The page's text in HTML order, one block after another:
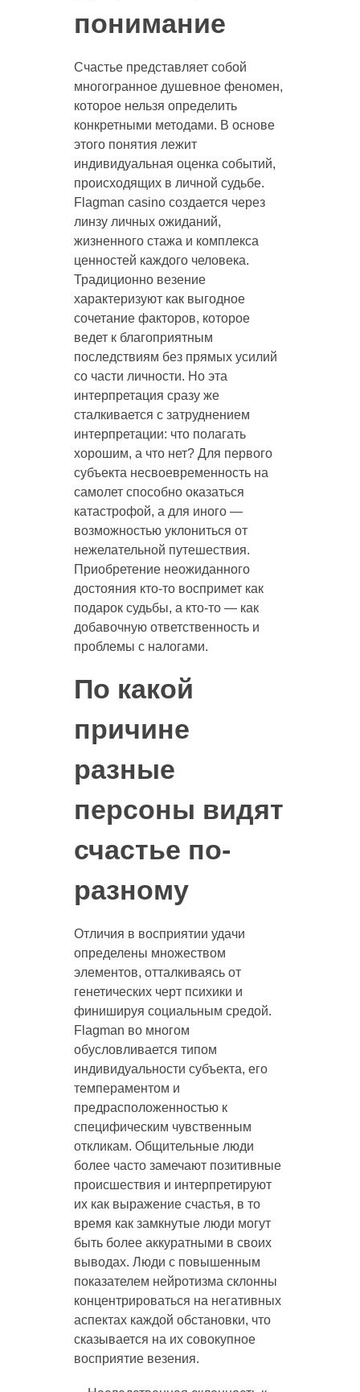
понимание
Счастье представляет собой
многогранное душевное феномен,
которое нельзя определить
конкретными методами. В основе
этого понятия лежит
индивидуальная оценка событий,
происходящих в личной судьбе.
Flagman casino создается через
линзу личных ожиданий,
жизненного стажа и комплекса
ценностей каждого человека.
Традиционно везение
характеризуют как выгодное
сочетание факторов, которое
ведет к благоприятным
последствиям без прямых усилий
со части личности. Но эта
интерпретация сразу же
сталкивается с затруднением
интерпретации: что полагать
хорошим, а что нет? Для первого
субъекта несвоевременность на
самолет способно оказаться
катастрофой, а для иного —
возможностью уклониться от
нежелательной путешествия.
Приобретение неожиданного
достояния кто-то воспримет как
подарок судьбы, а кто-то — как
добавочную ответственность и
проблемы с налогами.
По какой
причине
разные
персоны видят
счастье по-
разному
Отличия в восприятии удачи
определены множеством
элементов, отталкиваясь от
генетических черт психики и
финишируя социальным средой.
Flagman во многом
обусловливается типом
индивидуальности субъекта, его
темпераментом и
предрасположенностью к
специфическим чувственным
откликам. Общительные люди
более часто замечают позитивные
происшествия и интерпретируют
их как выражение счастья, в то
время как замкнутые люди могут
быть более аккуратными в своих
выводах. Люди с повышенным
показателем нейротизма склонны
концентрироваться на негативных
аспектах каждой обстановки, что
сказывается на их совокупное
восприятие везения.